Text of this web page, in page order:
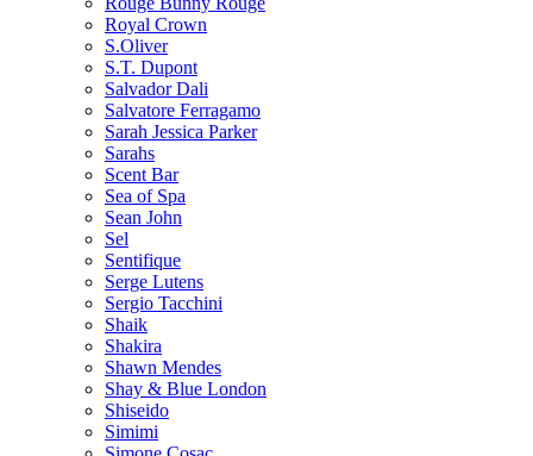
Royal Crown
S.Oliver
S.T. Dupont
Salvador Dali
Salvatore Ferragamo
Sarah Jessica Parker
Sarahs
Scent Bar
Sea of Spa
Sean John
Sel
Sentifique
Serge Lutens
Sergio Tacchini
Shaik
Shakira
Shawn Mendes
Shay & Blue London
Shiseido
Simimi